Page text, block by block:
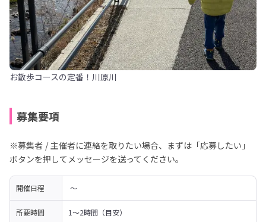
お散歩コースの定番！川原川
募集要項
※募集者 / 主催者に連絡を取りたい場合、まずは「応募したい」
ボタンを押してメッセージを送ってください。
開催日程 〜
所要時間 1～2時間（目安）